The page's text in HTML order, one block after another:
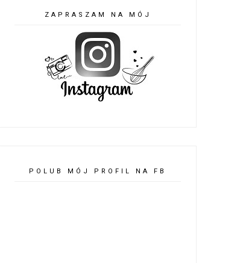
ZAPRASZAM NA MÓJ
POLUB MÓJ PROFIL NA FB